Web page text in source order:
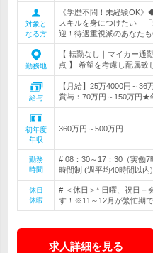
対象と
なる方
《学歴不問！未経験OK
スキルを身につけたい」
迎！待遇重視派のあなた
勤務地
【 転勤なし｜マイカー通
点 】 希望を考慮し配属致
給与
【月給】25万4000円～
賞与：70万円～150万円★
初年度
年収
360万円～500万円
勤務
時間
# 08：30～17：30（実働
時間制 (週平均40時間以内)
休日
休暇
# ＜休日＞* 日曜、祝日＋
す！※11～12月が繁忙期
求人詳細を見る